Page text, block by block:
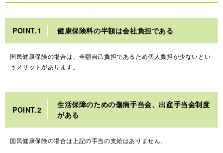
POINT.1 健康保険料の半額は会社負担である
国民健康保険の場合は、全額自己負担であるため個人負担が少ないとい
うメリットがあります。
POINT.2
生活保障のための傷病手当金、出産手当金制度
がある
国民健康保険の場合は上記の手当の支給はありません。